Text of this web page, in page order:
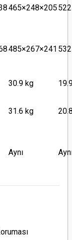
465×248×205
485×267×241
30.9 kg
31.6 kg
Aynı